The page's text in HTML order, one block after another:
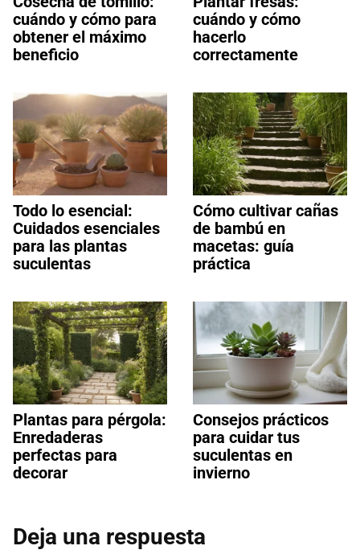
cuándo y cómo para
obtener el máximo
beneficio
cuándo y cómo
hacerlo
correctamente
Todo lo esencial:
Cuidados esenciales
para las plantas
suculentas
Cómo cultivar cañas
de bambú en
macetas: guía
práctica
Plantas para pérgola:
Enredaderas
perfectas para
decorar
Consejos prácticos
para cuidar tus
suculentas en
invierno
Deja una respuesta